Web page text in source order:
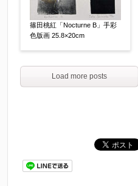
篠田桃紅「Nocturne B」手彩
色版画 25.8×20cm
Load more posts